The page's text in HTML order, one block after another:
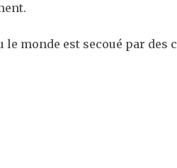
le monde est secoué par